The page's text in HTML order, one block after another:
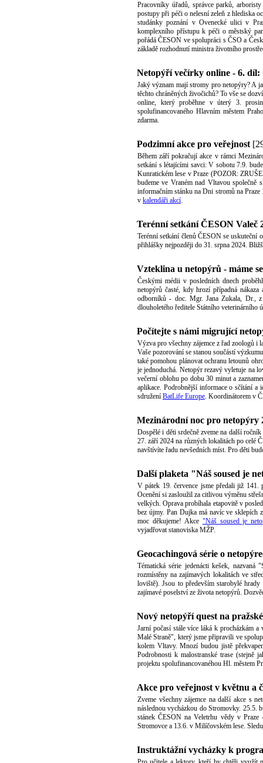
Pracovníky úřadů, správce parků,
postupy při péči o nelesní zeleň z hlediska
studánky poznání v Ovenecké ulici v
komplexního přístupu k péči o městský
pořádá ČESON ve spolupráci s ČSO a
základě rozhodnutí ministra životního
Netopýří večírky online - 6. díl:
Jaký význam mají stromy pro netopýry? A
těchto chráněných živočichů? To vše se
online, který proběhne v úterý 3.
spolufinancovaného Hlavním městem
zdarma.
Podzimní akce pro veřejnost
Během září pokračují akce v rámci
setkání s létajícími savci: V sobotu 7.9.
Kunratickém lese v Praze (POZOR:
budeme ve Vraném nad Vltavou
informačním stánku na Dni stromů na
v kalendáři akcí.
Terénní setkání ČESON Valeč
Terénní setkání členů ČESON se uskuteční
přihlášky nejpozději do 31. srpna 2024.
Vzteklina u netopýrů - máme
Českými médii v posledních dnech
netopýrů časté, kdy hrozí případná
odborníků - doc. Mgr. Jana Zukala, Dr.,
dlouholetého ředitele Státního
Počítejte s námi migrující
Výzva pro všechny zájemce z řad zoologů i
Vaše pozorování se stanou součástí
také pomohou plánovat ochranu letounů
je jednoduchá. Netopýr rezavý vyletuje na
večerní oblohu po dobu 30 minut a
aplikace. Podrobnější informace o sčítání a
sdružení BatLife Europe. Koordinátorem v
Mezinárodní noc pro netopýry
Dospělé i děti srdečně zveme na další
27. září 2024 na různých lokalitách po celé
navštívíte řadu nevšedních míst. Pro děti
Další plaketa "Náš soused je
V pátek 19. července jsme předali již
Ocenění si zasloužil za citlivou výměnu
velkých. Oprava probíhala etapovitě v
bez újmy. Pan Dujka má navíc ve sklepích
moc děkujeme! Akce "Náš soused je
vyjadřovat stanoviska MŽP.
Geocachingová série o
Tématická série jedenácti kešek,
rozmístěny na zajímavých lokalitách ve
loviště). Jsou to především starobylé
zajímavé poselství ze života netopýrů.
Nový netopýří quest na
Jarní počasí stále více láká k procházkám
Malé Straně", který jsme připravili ve
kolem Vltavy. Mnozí budou jistě
Podrobnosti k malostranské trase (stejně
projektu spolufinancovanéhou Hl. městem
Akce pro veřejnost v květnu a
Zveme všechny zájemce na další akce s
následnou vycházkou do Stromovky. 25.5.
stánek ČESON na Veletrhu vědy v
Stromovce a 13.6. v Milíčovském lese.
Instruktážní vycházky k